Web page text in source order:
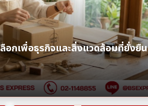
อกเพื่อธุรกิจและสิ่งแวดล้อมที่ยั่งยืน